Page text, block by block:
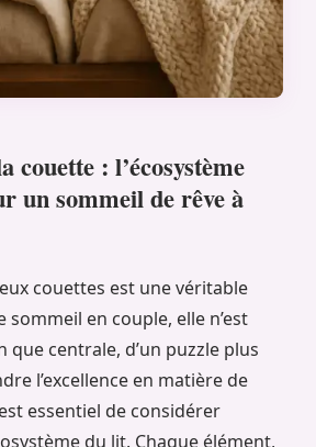
couette : l’écosystème
un sommeil de rêve à
couettes est une véritable
en couple, elle n’est
que centrale, d’un puzzle plus
l’excellence en matière de
essentiel de considérer
du lit. Chaque élément,